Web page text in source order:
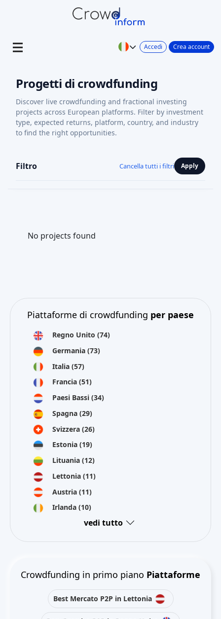
Accedi Crea account
Progetti di crowdfunding
Discover live crowdfunding and fractional investing
projects across European platforms. Filter by investment
type, expected returns, platform, country, and industry
to find the right opportunities.
Filtro Cancella tutti i filtri Apply
No projects found
Piattaforme di crowdfunding per paese
Regno Unito (74)
Germania (73)
Italia (57)
Francia (51)
Paesi Bassi (34)
Spagna (29)
Svizzera (26)
Estonia (19)
Lituania (12)
Lettonia (11)
Austria (11)
Irlanda (10)
vedi tutto
Crowdfunding in primo piano Piattaforme
Best Mercato P2P in Lettonia